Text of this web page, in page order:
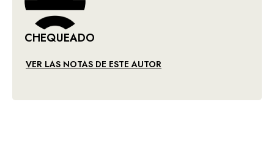
CHEQUEADO
VER LAS NOTAS DE ESTE AUTOR